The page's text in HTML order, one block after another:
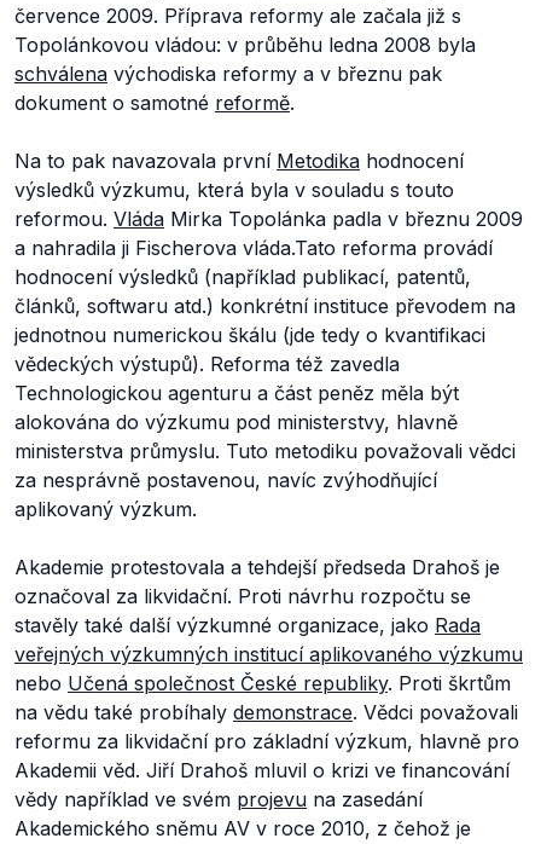
července 2009. Příprava reformy ale začala již s
Topolánkovou vládou: v průběhu ledna 2008 byla
schválena východiska reformy a v březnu pak
dokument o samotné reformě.
Na to pak navazovala první Metodika hodnocení
výsledků výzkumu, která byla v souladu s touto
reformou. Vláda Mirka Topolánka padla v březnu 2009
a nahradila ji Fischerova vláda.Tato reforma provádí
hodnocení výsledků (například publikací, patentů,
článků, softwaru atd.) konkrétní instituce převodem na
jednotnou numerickou škálu (jde tedy o kvantifikaci
vědeckých výstupů). Reforma též zavedla
Technologickou agenturu a část peněz měla být
alokována do výzkumu pod ministerstvy, hlavně
ministerstva průmyslu. Tuto metodiku považovali vědci
za nesprávně postavenou, navíc zvýhodňující
aplikovaný výzkum.
Akademie protestovala a tehdejší předseda Drahoš je
označoval za likvidační. Proti návrhu rozpočtu se
stavěly také další výzkumné organizace, jako Rada
veřejných výzkumných institucí aplikovaného výzkumu
nebo Učená společnost České republiky. Proti škrtům
na vědu také probíhaly demonstrace. Vědci považovali
reformu za likvidační pro základní výzkum, hlavně pro
Akademii věd. Jiří Drahoš mluvil o krizi ve financování
vědy například ve svém projevu na zasedání
Akademického sněmu AV v roce 2010, z čehož je